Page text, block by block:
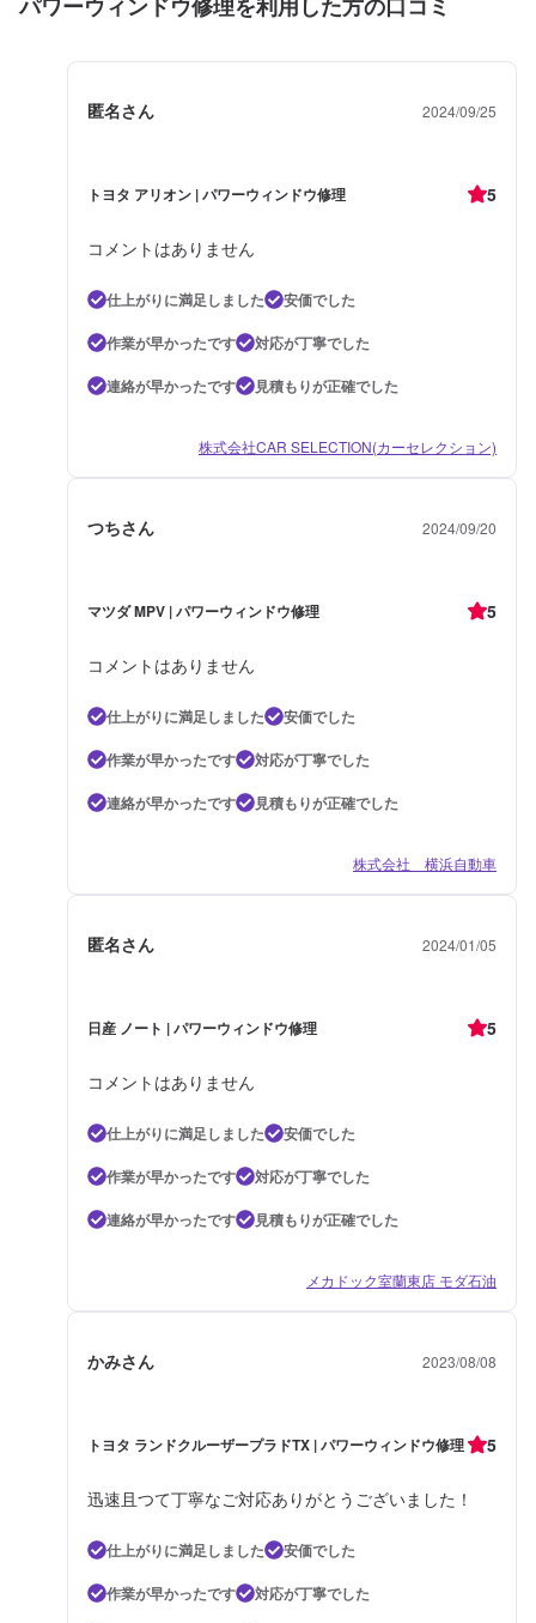
パワーウィンドウ修理を利用した方の口コミ
匿名さん 2024/09/25
トヨタ アリオン | パワーウィンドウ修理 5
コメントはありません
仕上がりに満足しました
安価でした
作業が早かったです
対応が丁寧でした
連絡が早かったです
見積もりが正確でした
株式会社CAR SELECTION(カーセレクション)
つちさん 2024/09/20
マツダ MPV | パワーウィンドウ修理 5
コメントはありません
仕上がりに満足しました
安価でした
作業が早かったです
対応が丁寧でした
連絡が早かったです
見積もりが正確でした
株式会社 横浜自動車
匿名さん 2024/01/05
日産 ノート | パワーウィンドウ修理 5
コメントはありません
仕上がりに満足しました
安価でした
作業が早かったです
対応が丁寧でした
連絡が早かったです
見積もりが正確でした
メカドック室蘭東店 モダ石油
かみさん 2023/08/08
トヨタ ランドクルーザープラドTX | パワーウィンドウ修理 5
迅速且つて丁寧なご対応ありがとうございました！
仕上がりに満足しました
安価でした
作業が早かったです
対応が丁寧でした